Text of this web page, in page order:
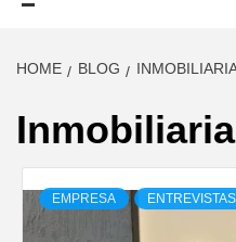
HOME BLOG
EMPRESA ENTREVISTAS